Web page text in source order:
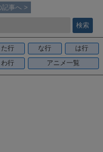
記事へ >
た行 な行
は行
わ行 アニメ一覧